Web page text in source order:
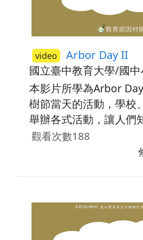
video Arbor Day II
國立臺中教育大學/國
本影片所學為Arbor
樹節當天的活動，學校
舉辦各式活動，讓人們
要性，例如:Cleaning
近公園)、planting
觀看次數188